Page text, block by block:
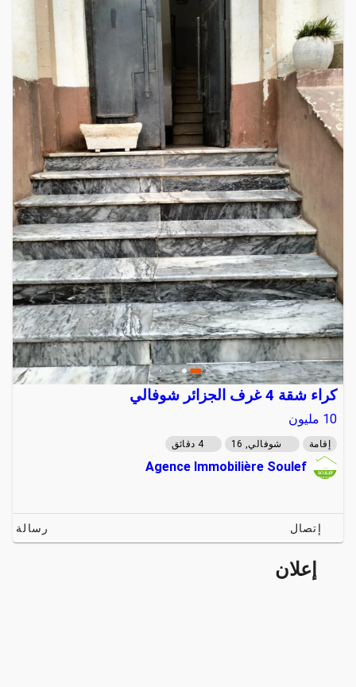
كراء شقة 4 غرف الجزائر شوفالي
10 مليون
إقامة شوفالي, 16 4 دقائق
Agence Immobilière Soulef
إتصال رسالة
إعلان